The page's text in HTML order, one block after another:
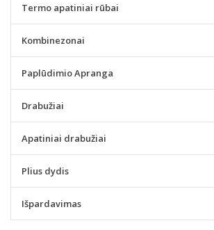
Termo apatiniai rūbai
Kombinezonai
Paplūdimio Apranga
Drabužiai
Apatiniai drabužiai
Plius dydis
Išpardavimas